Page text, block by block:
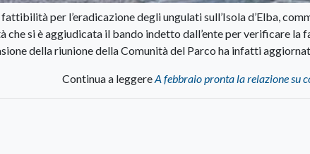
per l’eradicazione degli ungulati sull’Isola d’Elba,
che si è aggiudicata il bando indetto dall’ente per verificare
della riunione della Comunità del Parco ha infatti
Continua a leggereA febbraio pronta la relazione su